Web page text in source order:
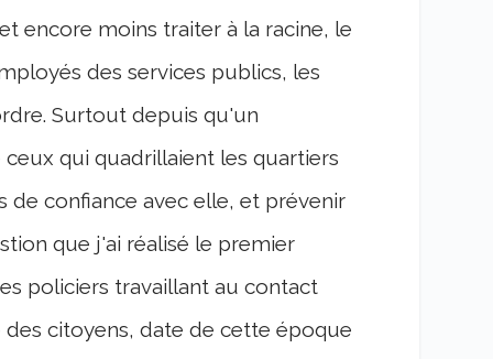
encore moins traiter à la racine, le
des services publics, les
Surtout depuis qu'un
qui quadrillaient les quartiers
confiance avec elle, et prévenir
que j'ai réalisé le premier
policiers travaillant au contact
citoyens, date de cette époque